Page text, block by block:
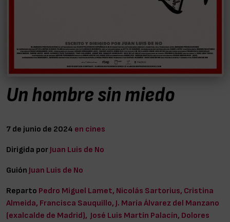
Un hombre sin miedo
7 de junio de 2024 en cines
Dirigida por Juan Luis de No
Guión Juan Luis de No
Reparto Pedro Miguel Lamet, Nicolás Sartorius, Cristina
Almeida, Francisca Sauquillo, J. María Álvarez del Manzano
(exalcalde de Madrid), José Luis Martín Palacín, Dolores